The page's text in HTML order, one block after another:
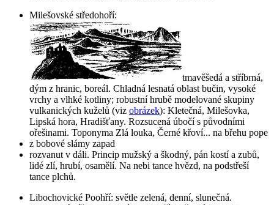
Milešovské středohoří:
tmavěšedá a stříbrná,
dým z hranic, boreál. Chladná lesnatá oblast bučin, vysoké
vrchy a vlhké kotliny; robustní hrubě modelované skupiny
vulkanických kuželů (viz obrázek): Kletečná, Milešovka,
Lipská hora, Hradišťany. Rozsucená úbočí s původními
ořešinami. Toponyma Zlá louka, Černé křoví... na břehu pope
z bobové slámy zapad
rozvanut v dáli. Princip mužský a škodný, pán kostí a zubů,
lidé zlí, hrubí, osamělí. Na nebi tance hvězd, na podstřeší
tance plchů.
Libochovické Poohří: světle zelená, denní, slunečná.